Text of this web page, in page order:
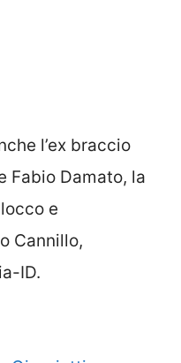
l’ex braccio
Fabio Damato, la
e
Cannillo,
ID.